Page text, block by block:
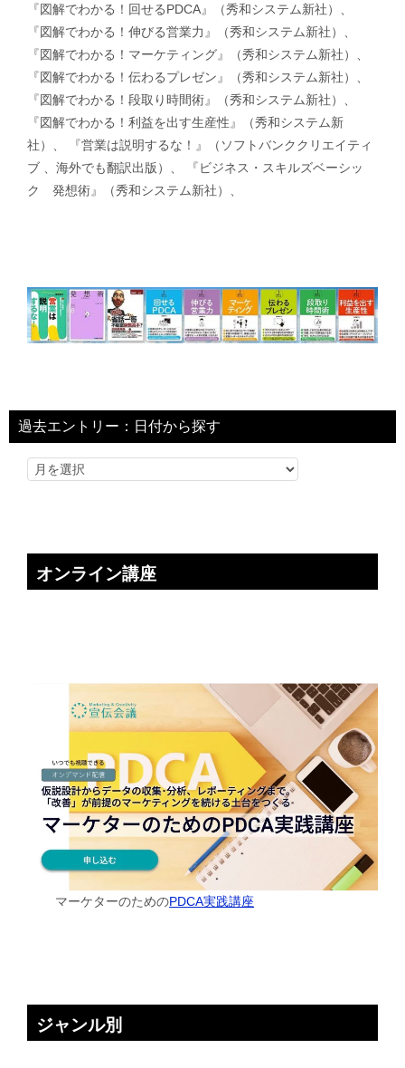
『図解でわかる！回せるPDCA』（秀和システム新社）、
『図解でわかる！伸びる営業力』（秀和システム新社）、
『図解でわかる！マーケティング』（秀和システム新社）、
『図解でわかる！伝わるプレゼン』（秀和システム新社）、
『図解でわかる！段取り時間術』（秀和システム新社）、
『図解でわかる！利益を出す生産性』（秀和システム新
社）、 『営業は説明するな！』（ソフトバンククリエイティ
ブ 、海外でも翻訳出版）、 『ビジネス・スキルズベーシッ
ク 発想術』（秀和システム新社）、
過去エントリー：日付から探す
オンライン講座
マーケターのためのPDCA実践講座
ジャンル別